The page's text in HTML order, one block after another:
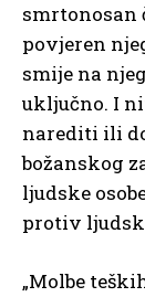
smrtonosan
povjeren
smije na
uključno. I
narediti ili
božanskog
ljudske
protiv
„Molbe